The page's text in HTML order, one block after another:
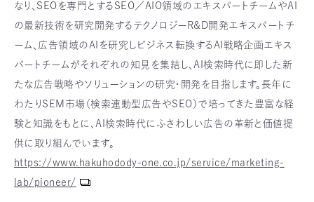
なり、SEOを専門とするSEO／AIO領域のエキスパートチームやAI
の最新技術を研究開発するテクノロジーR&D開発エキスパートチ
ーム、広告領域のAIを研究しビジネス転換するAI戦略企画エキス
パートチームがそれぞれの知見を集結し、AI検索時代に即した新
たな広告戦略やソリューションの研究・開発を目指します。長年に
わたりSEM市場（検索連動型広告やSEO）で培ってきた豊富な経
験と知識をもとに、AI検索時代にふさわしい広告の革新と価値提
供に取り組んでいます。
https://www.hakuhodody-one.co.jp/service/marketing-
lab/pioneer/